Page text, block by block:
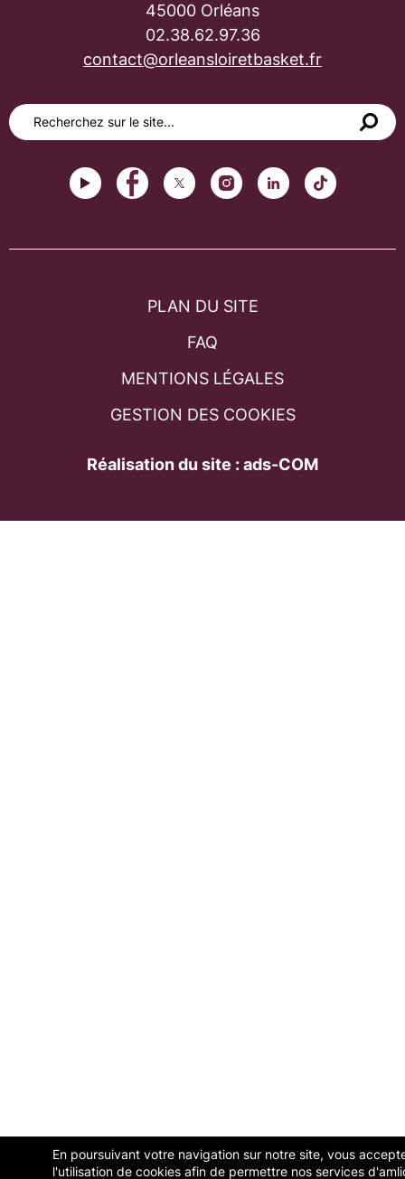
En poursuivant votre navigation sur notre site, vous
l'utilisation de cookies afin de permettre nos services
45000 Orléans
02.38.62.97.36
contact@orleansloiretbasket.fr
PLAN DU SITE
FAQ
MENTIONS LÉGALES
GESTION DES COOKIES
Réalisation du site : ads-COM